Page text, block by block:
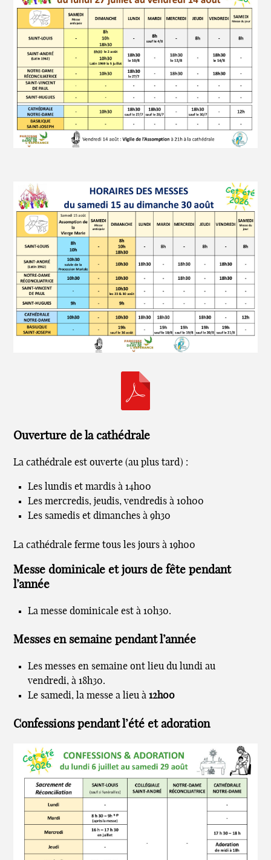
Ouverture de la cathédrale
La cathédrale est ouverte (au plus tard) :
Les lundis et mardis à 14h00
Les mercredis, jeudis, vendredis à 10h00
Les samedis et dimanches à 9h30
La cathédrale ferme tous les jours à 19h00
Messe dominicale et jours de fête pendant
l’année
La messe dominicale est à 10h30.
Messes en semaine pendant l’année
Les messes en semaine ont lieu du lundi au
vendredi, à 18h30.
Le samedi, la messe a lieu à12h00
Confessions pendant l’été et adoration